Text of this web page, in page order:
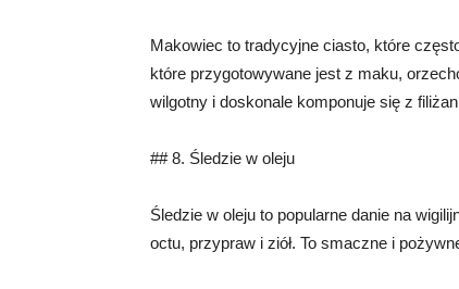
Makowiec to tradycyjne ciasto, które
które przygotowywane jest z maku,
wilgotny i doskonale komponuje się z
## 8. Śledzie w oleju
Śledzie w oleju to popularne danie na
octu, przypraw i ziół. To smaczne i